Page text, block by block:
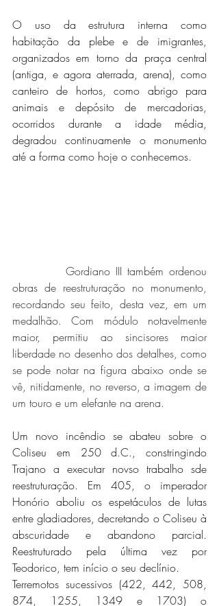
O uso da estrutura interna como
habitação da plebe e de imigrantes,
organizados em torno da praça central
(antiga, e agora aterrada, arena), como
canteiro de hortos, como abrigo para
animais e depósito de mercadorias,
ocorridos durante a idade média,
degradou continuamente o monumento
até a forma como hoje o conhecemos.
          Gordiano III também ordenou
obras de reestruturação no monumento,
recordando seu feito, desta vez, em um
medalhão. Com módulo notavelmente
maior, permitiu ao sincisores maior
liberdade no desenho dos detalhes, como
se pode notar na figura abaixo onde se
vê, nitidamente, no reverso, a imagem de
um touro e um elefante na arena.
Um novo incêndio se abateu sobre o
Coliseu em 250 d.C., constringindo
Trajano a executar novso trabalho sde
reestruturação. Em 405, o imperador
Honório aboliu os espetáculos de lutas
entre gladiadores, decretando o Coliseu à
abscuridade e abandono parcial.
Reestruturado pela última vez por
Teodorico, tem início o seu declínio.
Terremotos sucessivos (422, 442, 508,
874, 1255, 1349 e 1703) o